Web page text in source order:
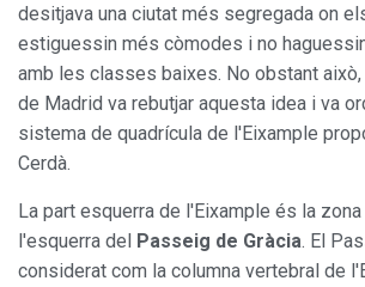
desitjava una ciutat més segregada on
estiguessin més còmodes i no
amb les classes baixes. No obstant això,
de Madrid va rebutjar aquesta idea i va
sistema de quadrícula de l'Eixample
Cerdà.
La part esquerra de l'Eixample és la
l'esquerra del Passeig de Gràcia. El
considerat com la columna vertebral de